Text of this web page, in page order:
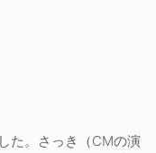
た。さっき（CMの演